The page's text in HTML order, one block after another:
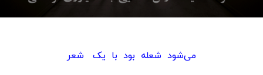
می‌شود شعله بود با یک شعر